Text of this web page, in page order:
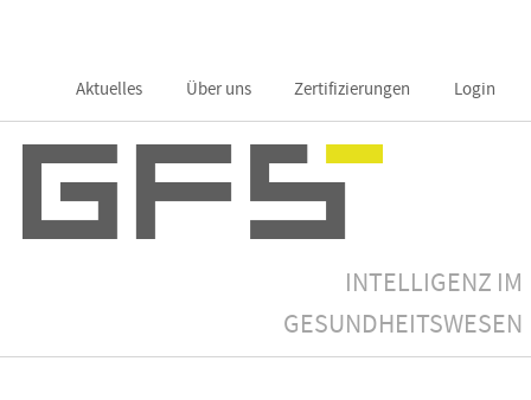
Aktuelles Über uns Zertifizierungen Login
INTELLIGENZ IM
GESUNDHEITSWESEN